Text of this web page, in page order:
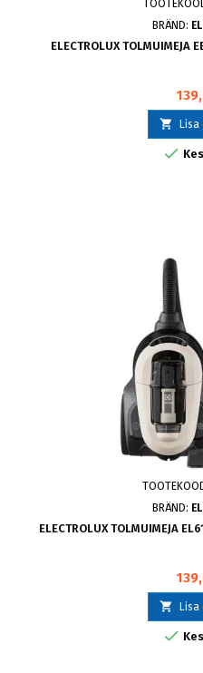
BRÄND:
ELECTROLUX TOLMUIMEJA
 Lisa

BRÄND:
ELECTROLUX TOLMUIMEJA
 Lisa
